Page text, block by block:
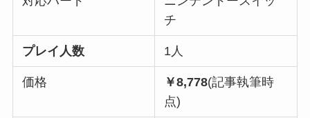
チ
プレイ人数 1人
価格 ￥8,778(記事執筆時
点)